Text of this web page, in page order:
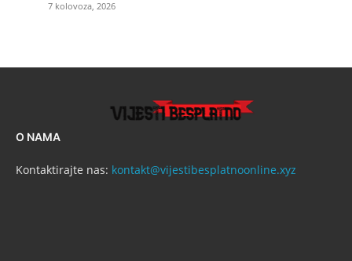
7 kolovoza, 2026
O NAMA
Kontaktirajte nas: kontakt@vijestibesplatnoonline.xyz